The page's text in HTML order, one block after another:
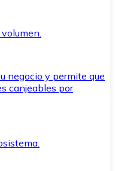
negocio y permite que
canjeables por